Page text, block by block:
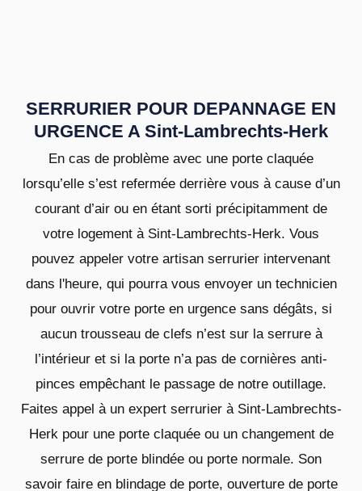
SERRURIER POUR DEPANNAGE EN
URGENCE A Sint-Lambrechts-Herk
En cas de problème avec une porte claquée
lorsqu’elle s’est refermée derrière vous à cause d’un
courant d’air ou en étant sorti précipitamment de
votre logement à Sint-Lambrechts-Herk. Vous
pouvez appeler votre artisan serrurier intervenant
dans l'heure, qui pourra vous envoyer un technicien
pour ouvrir votre porte en urgence sans dégâts, si
aucun trousseau de clefs n’est sur la serrure à
l’intérieur et si la porte n’a pas de cornières anti-
pinces empêchant le passage de notre outillage.
Faites appel à un expert serrurier à Sint-Lambrechts-
Herk pour une porte claquée ou un changement de
serrure de porte blindée ou porte normale. Son
savoir faire en blindage de porte, ouverture de porte